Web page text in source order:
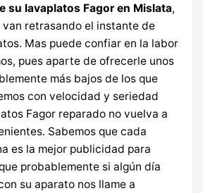
su lavaplatos Fagor en Mislata,
van retrasando el instante de
Mas puede confiar en la labor
pues aparte de ofrecerle unos
más bajos de los que
con velocidad y seriedad
Fagor reparado no vuelva a
Sabemos que cada
es la mejor publicidad para
probablemente si algún día
su aparato nos llame a